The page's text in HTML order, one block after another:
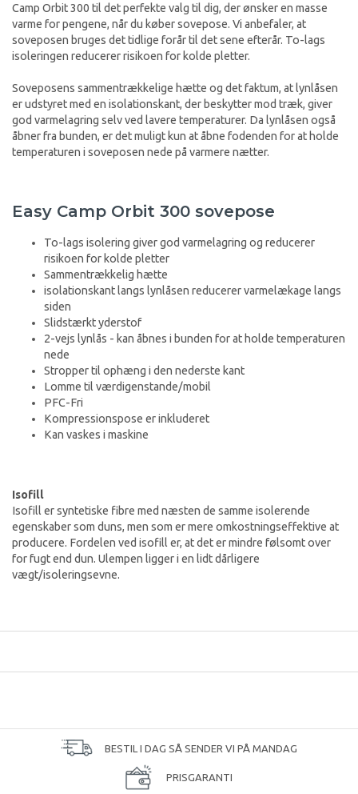
Camp Orbit 300 til det perfekte valg til dig, der ønsker en masse
varme for pengene, når du køber sovepose. Vi anbefaler, at
soveposen bruges det tidlige forår til det sene efterår. To-lags
isoleringen reducerer risikoen for kolde pletter.
Soveposens sammentrækkelige hætte og det faktum, at lynlåsen
er udstyret med en isolationskant, der beskytter mod træk, giver
god varmelagring selv ved lavere temperaturer. Da lynlåsen også
åbner fra bunden, er det muligt kun at åbne fodenden for at holde
temperaturen i soveposen nede på varmere nætter.
Easy Camp Orbit 300 sovepose
To-lags isolering giver god varmelagring og reducerer
risikoen for kolde pletter
Sammentrækkelig hætte
isolationskant langs lynlåsen reducerer varmelækage langs
siden
Slidstærkt yderstof
2-vejs lynlås - kan åbnes i bunden for at holde temperaturen
nede
Stropper til ophæng i den nederste kant
Lomme til værdigenstande/mobil
PFC-Fri
Kompressionspose er inkluderet
Kan vaskes i maskine
Isofill
Isofill er syntetiske fibre med næsten de samme isolerende
egenskaber som duns, men som er mere omkostningseffektive at
producere. Fordelen ved isofill er, at det er mindre følsomt over
for fugt end dun. Ulempen ligger i en lidt dårligere
vægt/isoleringsevne.
BESTIL I DAG SÅ SENDER VI PÅ MANDAG
PRISGARANTI